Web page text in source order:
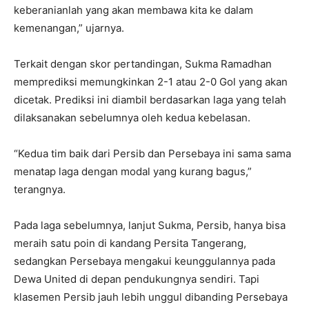
keberanianlah yang akan membawa kita ke dalam
kemenangan,” ujarnya.
Terkait dengan skor pertandingan, Sukma Ramadhan
memprediksi memungkinkan 2-1 atau 2-0 Gol yang akan
dicetak. Prediksi ini diambil berdasarkan laga yang telah
dilaksanakan sebelumnya oleh kedua kebelasan.
“Kedua tim baik dari Persib dan Persebaya ini sama sama
menatap laga dengan modal yang kurang bagus,”
terangnya.
Pada laga sebelumnya, lanjut Sukma, Persib, hanya bisa
meraih satu poin di kandang Persita Tangerang,
sedangkan Persebaya mengakui keunggulannya pada
Dewa United di depan pendukungnya sendiri. Tapi
klasemen Persib jauh lebih unggul dibanding Persebaya